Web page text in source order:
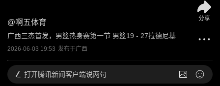
@啊五体育
广西三杰首发，男篮热身赛第一节 男篮19 - 27拉德尼基
2026-06-03 19:53 发布于广西
分享
打开腾讯新闻客户端说两句